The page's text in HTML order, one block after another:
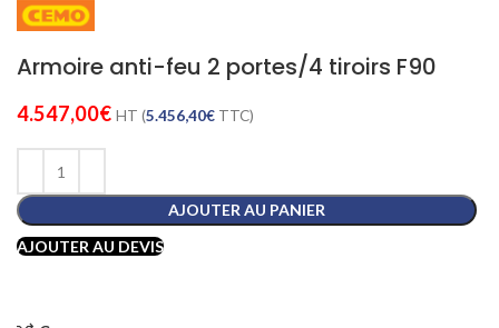
Armoire anti-feu 2 portes/4 tiroirs F90
4.547,00€ HT (5.456,40€ TTC)
AJOUTER AU PANIER
AJOUTER AU DEVIS